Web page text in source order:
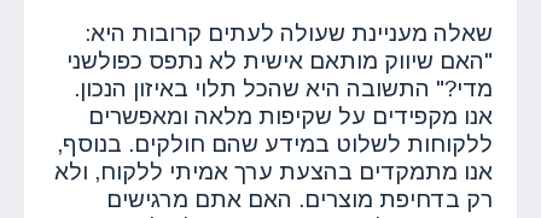
שאלה מעניינת שעולה לעתים קרובות היא:
"האם שיווק מותאם אישית לא נתפס כפולשני
מדי?" התשובה היא שהכל תלוי באיזון הנכון.
אנו מקפידים על שקיפות מלאה ומאפשרים
ללקוחות לשלוט במידע שהם חולקים. בנוסף,
אנו מתמקדים בהצעת ערך אמיתי ללקוח, ולא
רק בדחיפת מוצרים. האם אתם מרגישים